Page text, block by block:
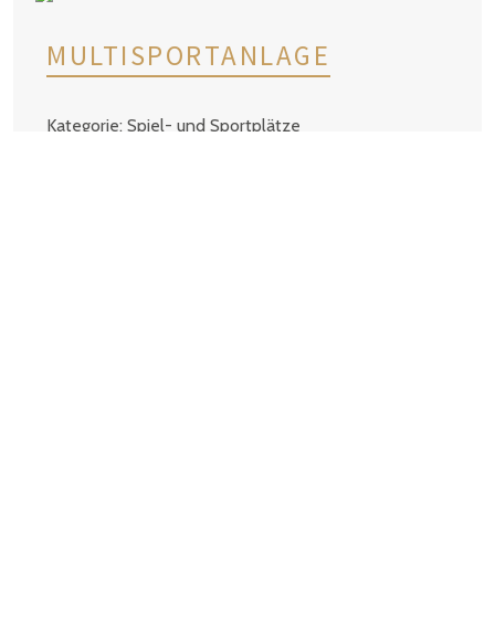
MULTISPORTANLAGE
Spiel- und Sportplätze